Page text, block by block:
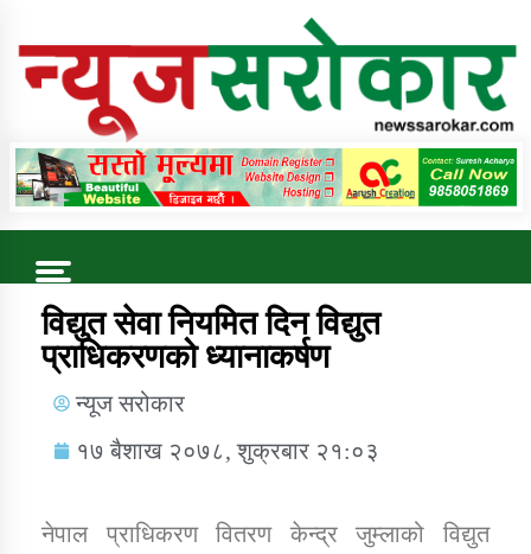
Online News Portal
Trending Now
कुषि बिकास कार्यालय जुम्ला सुचना सन्देश
विद्युत सेवा नियमित दिन विद्युत
प्राधिकरणको ध्यानाकर्षण
न्यूज सरोकार
१७ बैशाख २०७८, शुक्रबार २१:०३
नेपाल प्राधिकरण वितरण केन्द्र जुम्लाको विद्युत